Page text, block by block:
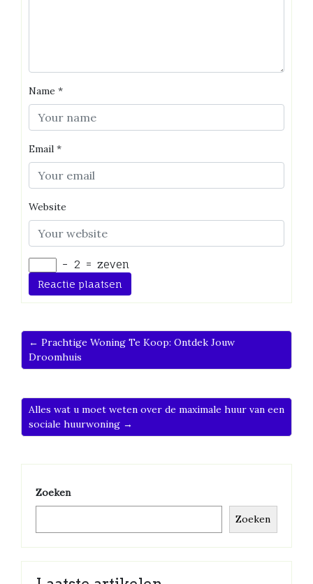
Name *
Email *
Website
− 2 = zeven
← Prachtige Woning Te Koop: Ontdek Jouw
Droomhuis
Alles wat u moet weten over de maximale huur van een
sociale huurwoning →
Zoeken
Zoeken